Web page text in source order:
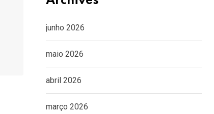
junho 2026
maio 2026
abril 2026
março 2026